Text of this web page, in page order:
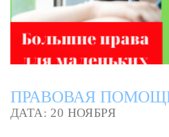
ПРАВОВАЯ
ДАТА: 20 НОЯБРЯ